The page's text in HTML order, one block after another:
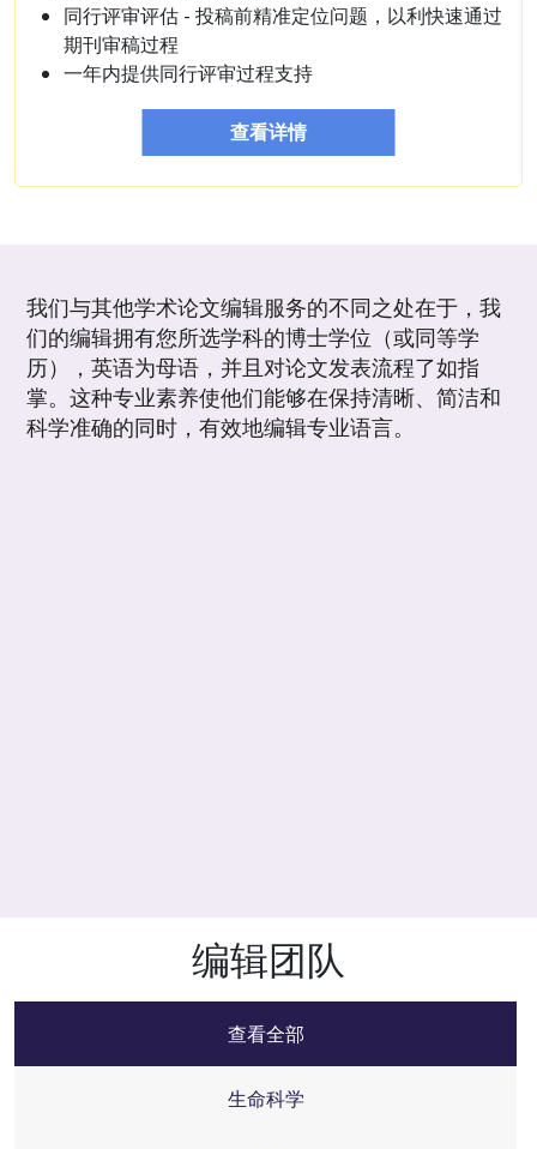
同行评审评估 - 投稿前精准定位问题，以利快速通过
期刊审稿过程
一年内提供同行评审过程支持
查看详情
我们与其他学术论文编辑服务的不同之处在于，我
们的编辑拥有您所选学科的博士学位（或同等学
历），英语为母语，并且对论文发表流程了如指
掌。这种专业素养使他们能够在保持清晰、简洁和
科学准确的同时，有效地编辑专业语言。
编辑团队
查看全部
生命科学